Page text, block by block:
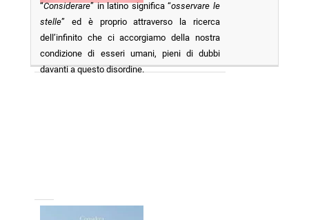
“Considerare” in latino significa “osservare le
stelle” ed è proprio attraverso la ricerca
dell’infinito che ci accorgiamo della nostra
condizione di esseri umani, pieni di dubbi
davanti a questo disordine.